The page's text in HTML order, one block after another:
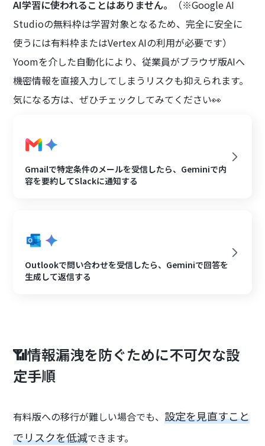
AI学習に使われることはありません。
（※Google AI
Studioの無料枠は学習対象となるため、完全に安全に
使うには有料枠またはVertex AIの利用が必要です）
Yoomを介した自動化により、従業員がブラウザ版AIへ
機密情報を直接入力してしまうリスクも抑えられます。
気になる方は、ぜひチェックしてみてください👀
Gmailで特定条件のメールを受信したら、Geminiで内
容を要約してSlackに通知する
Outlookで問い合わせを受信したら、Geminiで回答を
生成して返信する
📶情報漏洩を防ぐために不可欠な設
定手順
有料版への移行が難しい場合でも、設定を見直すこと
でリスクを低減できます。